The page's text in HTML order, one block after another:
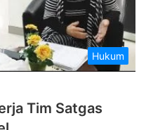
Hukum
Tim Satgas